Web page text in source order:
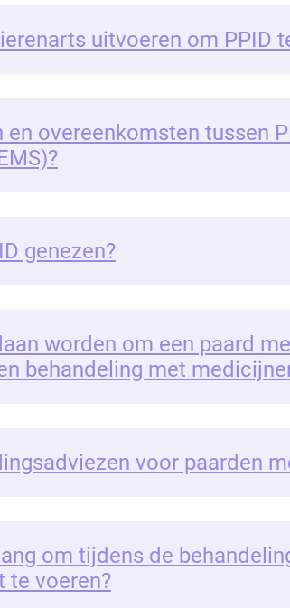
uitvoeren om PPID
overeenkomsten tussen
genezen?
worden om een paard
behandeling met
voor paarden
om tijdens de
te voeren?